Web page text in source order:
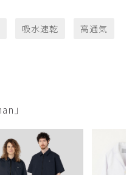
吸水速乾 高通気
」